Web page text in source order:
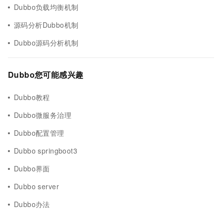
Dubbo负载均衡机制
源码分析Dubbo机制
Dubbo源码分析机制
Dubbo您可能感兴趣
Dubbo教程
Dubbo微服务治理
Dubbo配置管理
Dubbo springboot3
Dubbo界面
Dubbo server
Dubbo办法